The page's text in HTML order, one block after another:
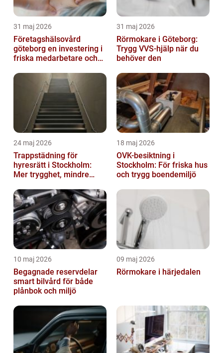
31 maj 2026
Företagshälsovård
göteborg en investering i
friska medarbetare och
31 maj 2026
Rörmokare i Göteborg:
Trygg VVS-hjälp när du
behöver den
24 maj 2026
Trappstädning för
hyresrätt i Stockholm:
Mer trygghet, mindre
18 maj 2026
OVK-besiktning i
Stockholm: För friska hus
och trygg boendemiljö
10 maj 2026
Begagnade reservdelar
smart bilvård för både
plånbok och miljö
09 maj 2026
Rörmokare i härjedalen